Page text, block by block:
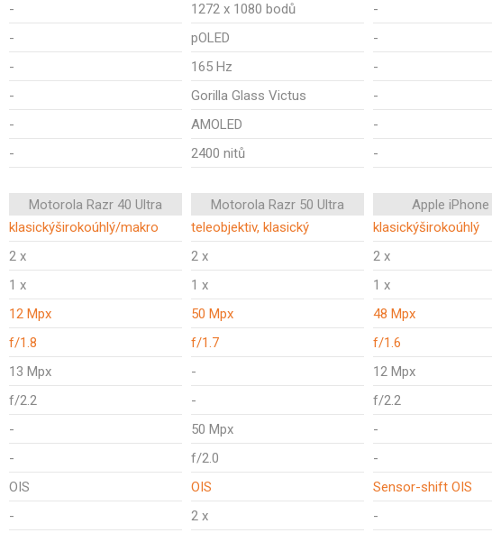
- 1272 x 1080 bodů
-
- pOLED
-
- 165 Hz
-
- Gorilla Glass Victus
-
- AMOLED
-
- 2400 nitů -
Motorola Razr 40 Ultra Motorola Razr 50 Ultra
Apple
klasickýširokoúhlý/makro teleobjektiv, klasický
klasickýširokoúhlý
2 x 2 x
2 x
1 x 1 x
1 x
12 Mpx 50 Mpx
48 Mpx
f/1.8 f/1.7
f/1.6
13 Mpx -
12 Mpx
f/2.2 -
f/2.2
- 50 Mpx
-
- f/2.0
-
OIS OIS
Sensor-shift OIS
- 2 x -